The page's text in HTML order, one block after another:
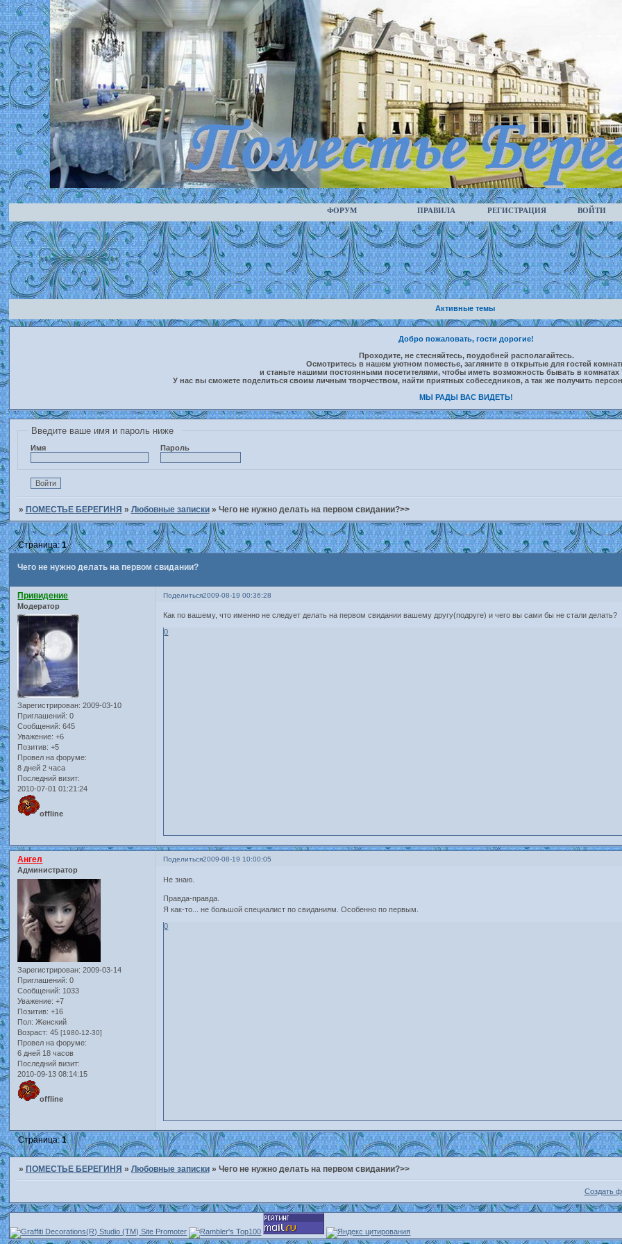
ФОРУМ ПРАВИЛА РЕГИСТРАЦИЯ ВОЙТИ
Активные темы
Добро пожаловать, гости дорогие!
Проходите, не стесняйтесь, поудобней располагайтесь.
Осмотритесь в нашем уютном поместье, загляните в открытые для гостей
и станьте нашими постоянными посетителями, чтобы иметь возможность бывать в комнатах
У нас вы сможете поделиться своим личным творчеством, найти приятных собеседников, а так же получить
МЫ РАДЫ ВАС ВИДЕТЬ!
Введите ваше имя и пароль ниже
Имя Пароль
» ПОМЕСТЬЕ БЕРЕГИНЯ » Любовные записки » Чего не нужно делать на первом свидании?>>
Чего не нужно делать на первом свидании?
Страница:1
Поделиться2009-08-19 00:36:28
Привидение
Модератор
Зарегистрирован: 2009-03-10
Приглашений: 0
Сообщений: 645
Уважение: +6
Позитив: +5
Провел на форуме:
8 дней 2 часа
Последний визит:
2010-07-01 01:21:24
offline
Как по вашему, что именно не следует делать на первом свидании вашему другу(подруге) и чего вы сами бы не стали делать?
0
Поделиться2009-08-19 10:00:05
Ангел
Администратор
Зарегистрирован: 2009-03-14
Приглашений: 0
Сообщений: 1033
Уважение: +7
Позитив: +16
Пол: Женский
Возраст: 45[1980-12-30]
Провел на форуме:
6 дней 18 часов
Последний визит:
2010-09-13 08:14:15
offline
Не знаю.
Правда-правда.
Я как-то... не большой специалист по свиданиям. Особенно по первым.
0
Страница:1
» ПОМЕСТЬЕ БЕРЕГИНЯ » Любовные записки » Чего не нужно делать на первом свидании?>>
Создать